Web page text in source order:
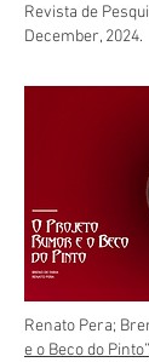
Revista de
December, 2024.
Renato Pera;
e o Beco do Pinto”